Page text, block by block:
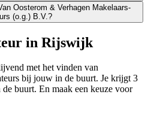
Oosterom & Verhagen Makelaars-
(o.g.) B.V.?
in Rijswijk
met het vinden van
bij jouw in de buurt. Je krijgt 3
buurt. En maak een keuze voor